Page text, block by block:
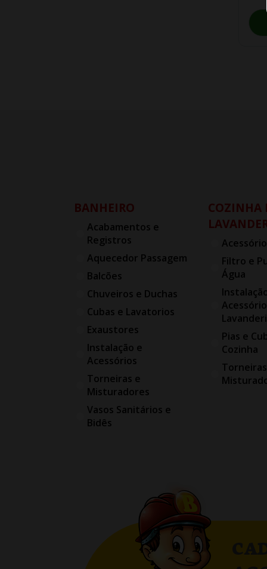
BANHEIRO
Acabamentos e
Registros
Aquecedor Passagem
Balcões
Chuveiros e Duchas
Cubas e Lavatorios
Exaustores
Instalação e
Acessórios
Torneiras e
Misturadores
Vasos Sanitários e
Bidês
COZINHA
Filtro e
Água
Pias e
Cozinha